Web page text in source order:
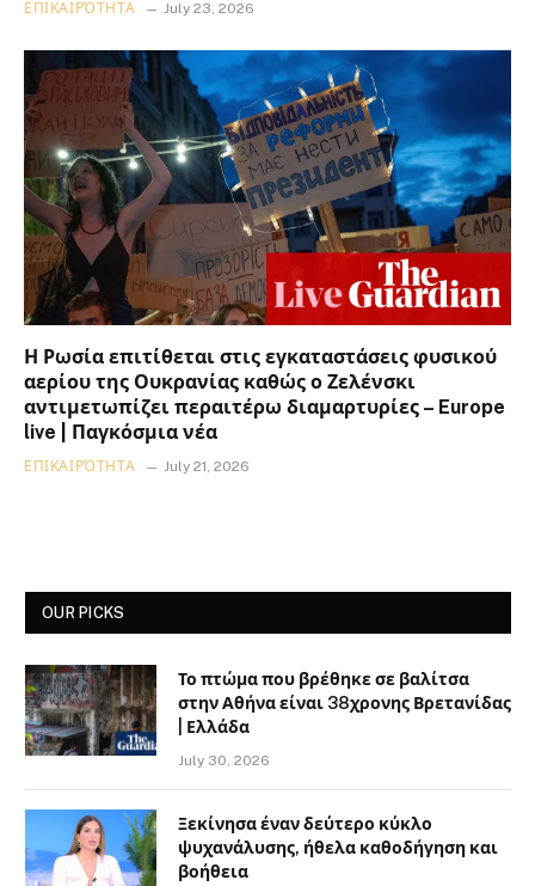
ΕΠΙΚΑΙΡΌΤΗΤΑ July 23, 2026
Η Ρωσία επιτίθεται στις εγκαταστάσεις φυσικού
αερίου της Ουκρανίας καθώς ο Ζελένσκι
αντιμετωπίζει περαιτέρω διαμαρτυρίες – Europe
live | Παγκόσμια νέα
ΕΠΙΚΑΙΡΌΤΗΤΑ July 21, 2026
OUR PICKS
Το πτώμα που βρέθηκε σε βαλίτσα
στην Αθήνα είναι 38χρονης Βρετανίδας
| Ελλάδα
July 30, 2026
Ξεκίνησα έναν δεύτερο κύκλο
ψυχανάλυσης, ήθελα καθοδήγηση και
βοήθεια